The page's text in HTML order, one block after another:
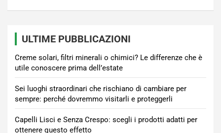
ULTIME PUBBLICAZIONI
Creme solari, filtri minerali o chimici? Le differenze che è
utile conoscere prima dell’estate
Sei luoghi straordinari che rischiano di cambiare per
sempre: perché dovremmo visitarli e proteggerli
Capelli Lisci e Senza Crespo: scegli i prodotti adatti per
ottenere questo effetto